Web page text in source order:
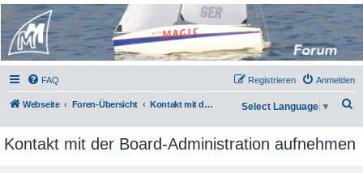
Micro Magic Forum
Deutschland
FAQ Anmelden
Registrieren
Webseite Foren-Übersicht Kontakt mit der Board-Administration aufnehmen
c
Select Language ▼
Kontakt mit der Board-Administration aufnehmen